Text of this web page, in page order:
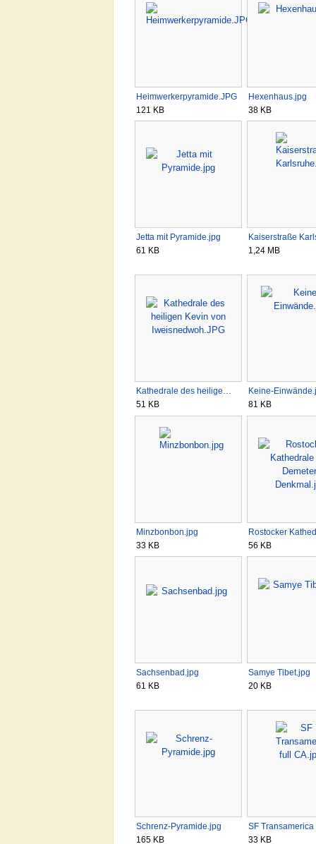
Heimwerkerpyramide.JPG
121 KB
Hexenhaus.jpg
38 KB
Jetta mit Pyramide.jpg
61 KB
Kaiserstraße
1,24 MB
Kathedrale des heilige…
51 KB
Keine-
81 KB
Minzbonbon.jpg
33 KB
Rostocker
56 KB
Sachsenbad.jpg
61 KB
Samye Tibet.jpg
20 KB
Schrenz-Pyramide.jpg
165 KB
SF
33 KB